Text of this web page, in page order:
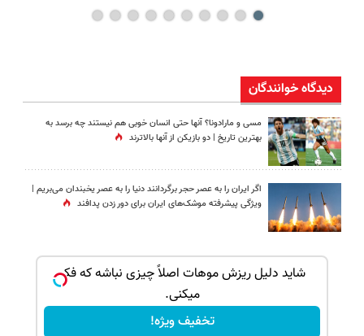
دیدگاه خوانندگان
مسی و مارادونا؟ آنها حتی انسان خوبی هم نیستند چه برسد به
بهترین تاریخ | دو بازیکن از آنها بالاترند
اگر ایران را به عصر حجر برگردانند دنیا را به عصر یخبندان می‌بریم |
ویژگی پیشرفته موشک‌های ایران برای دور زدن پدافند
شاید دلیل ریزش موهات اصلاً چیزی نباشه که فکر
میکنی.
تخفیف ویژه!